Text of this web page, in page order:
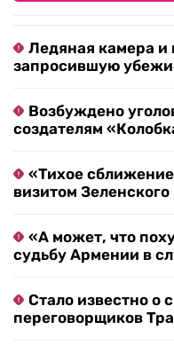
Ледяная камера
запросившую
Возбуждено
создателям
«Тихое
визитом
«А может, что
судьбу Армении в
Стало известно о
переговорщиков